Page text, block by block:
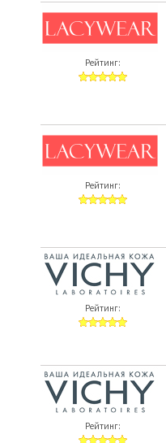
Рейтинг:
Рейтинг:
Рейтинг:
Рейтинг: